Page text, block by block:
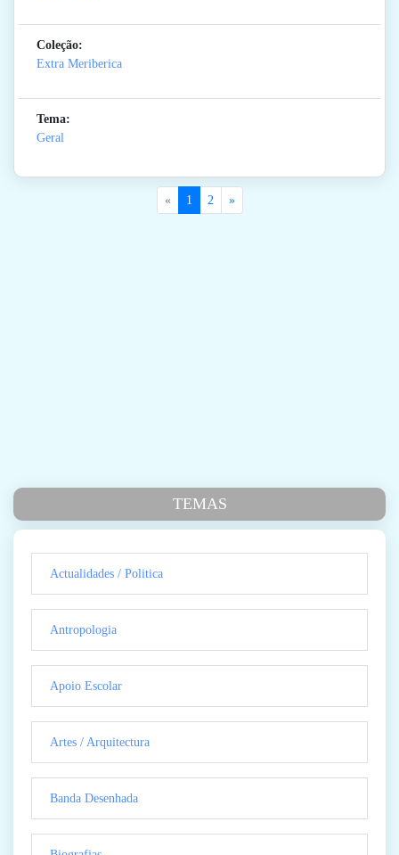
Coleção:
Extra Meriberica
Tema:
Geral
« 1 2 »
TEMAS
Actualidades / Politica
Antropologia
Apoio Escolar
Artes / Arquitectura
Banda Desenhada